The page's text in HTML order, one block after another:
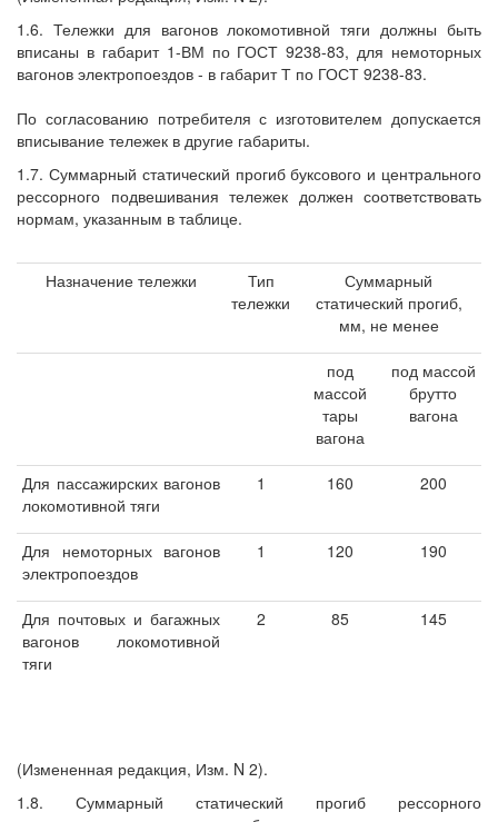
1.6. Тележки для вагонов локомотивной тяги должны быть
вписаны в габарит 1-ВМ по ГОСТ 9238-83, для немоторных
вагонов электропоездов - в габарит Т по ГОСТ 9238-83.
По согласованию потребителя с изготовителем допускается
вписывание тележек в другие габариты.
1.7. Суммарный статический прогиб буксового и центрального
рессорного подвешивания тележек должен соответствовать
нормам, указанным в таблице.
Назначение тележки
Тип
тележки
Суммарный
статический прогиб,
мм, не менее
под
массой
тары
вагона
под массой
брутто
вагона
Для пассажирских вагонов
локомотивной тяги
1 160 200
Для немоторных вагонов
электропоездов
1 120 190
Для почтовых и багажных
вагонов локомотивной
тяги
2 85 145
(Измененная редакция, Изм. N 2).
1.8. Суммарный статический прогиб рессорного